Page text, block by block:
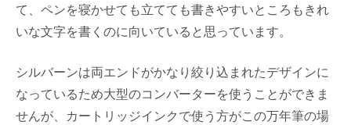
て、ペンを寝かせても立てても書きやすいところもきれ
いな文字を書くのに向いていると思っています。
シルバーンは両エンドがかなり絞り込まれたデザインに
なっているため大型のコンバーターを使うことができま
せんが、カートリッジインクで使う方がこの万年筆の場